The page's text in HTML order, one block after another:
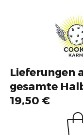
Lieferungen
gesamte
19,50 €